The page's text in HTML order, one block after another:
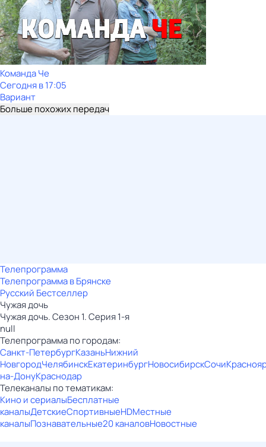
Команда Че
Сегодня в 17:05
Вариант
Больше похожих передач
Телепрограмма
Телепрограмма в Брянске
Русский Бестселлер
Чужая дочь
Чужая дочь. Сезон 1. Серия 1-я
null
Телепрограмма по городам:
Санкт-ПетербургКазаньНижний
НовгородЧелябинскЕкатеринбургНовосибирскСочи
на-ДонуКраснодар
Телеканалы по тематикам:
Кино и сериалыБесплатные
каналыДетскиеСпортивныеHDМестные
каналыПознавательные20 каналовНовостные